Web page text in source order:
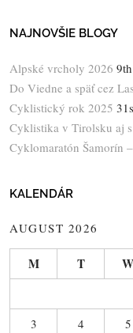
NAJNOVŠIE BLOGY
Alpské vrcholy 2026
Do Viedne a späť cez
Cyklistický rok 2025
Cyklistika v Tirolsku aj s
Cyklomaratón Šamorín
KALENDÁR
AUGUST 2026
M T W
3
4 5